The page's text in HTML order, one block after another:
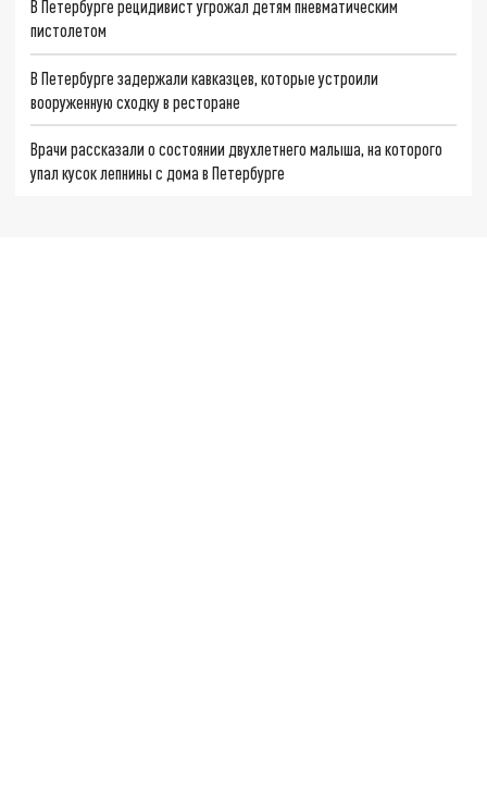
В Петербурге рецидивист угрожал детям пневматическим
пистолетом
В Петербурге задержали кавказцев, которые устроили
вооруженную сходку в ресторане
Врачи рассказали о состоянии двухлетнего малыша, на которого
упал кусок лепнины с дома в Петербурге